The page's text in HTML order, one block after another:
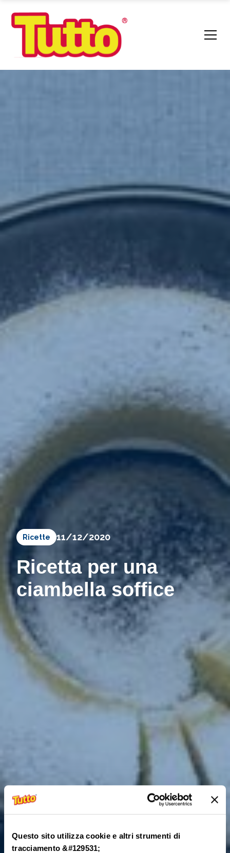
Questo sito utilizza cookie e altri strumenti di
tracciamento &#129531;
Ricette 11/12/2020
Ricetta per una
ciambella soffice